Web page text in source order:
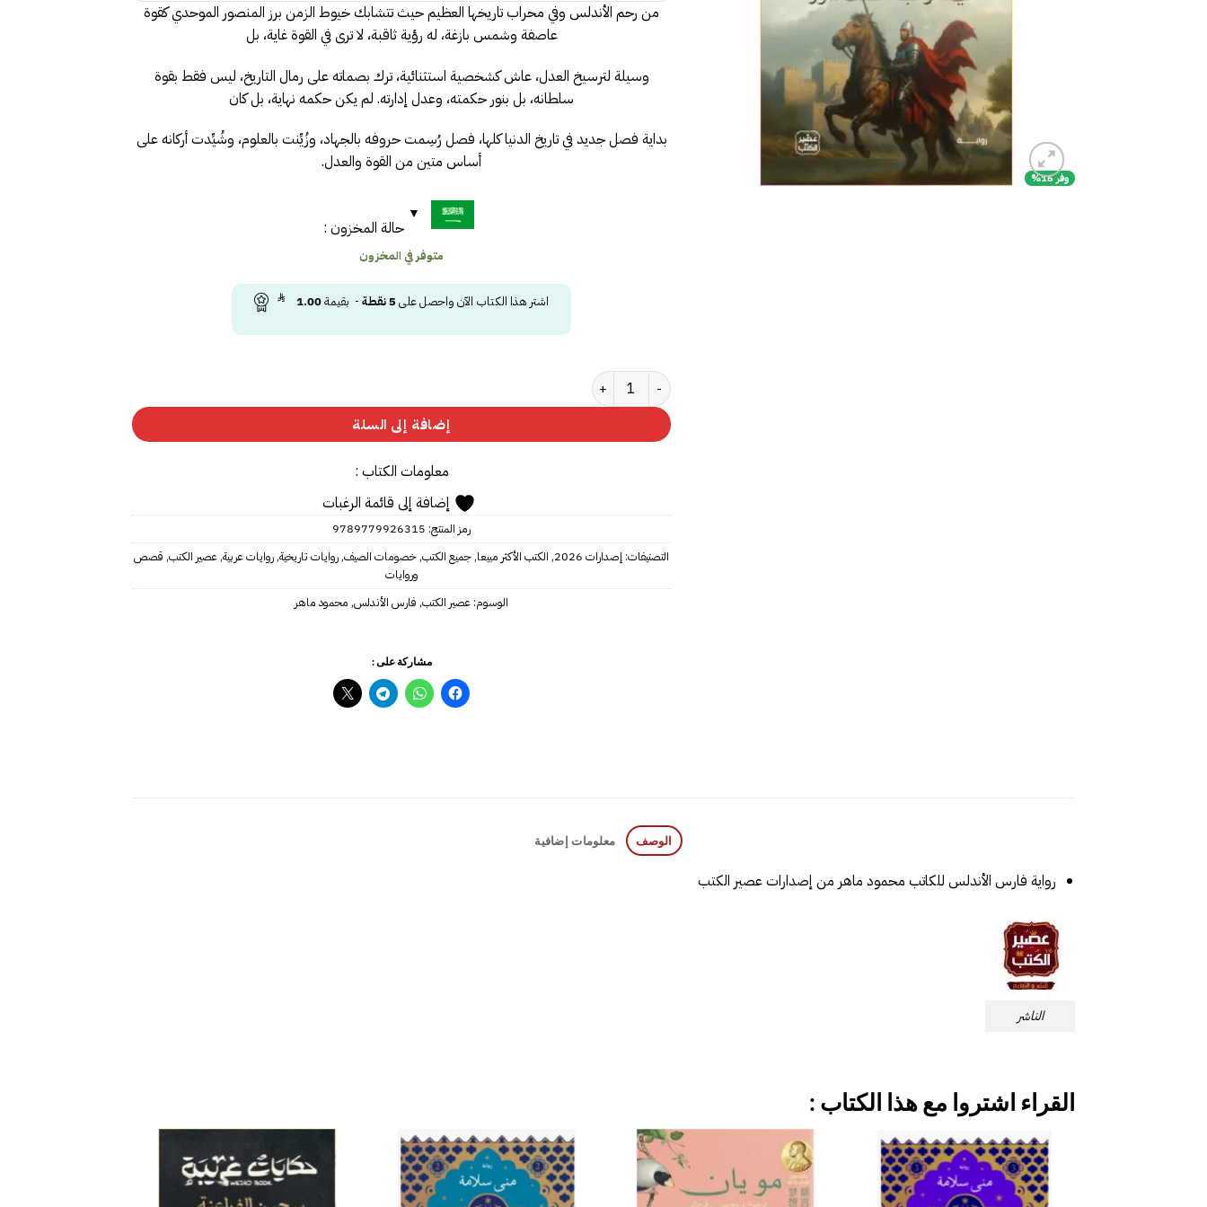
وفر 16%
من رحم الأندلس وفي محراب تاريخها العظيم حيث تتشابك خيوط الزمن برز المنصور الموحدي كقوة
عاصفة وشمس بازغة، له رؤية ثاقبة، لا ترى في القوة غاية، بل
وسيلة لترسيخ العدل، عاش كشخصية استثنائية، ترك بصماته على رمال التاريخ، ليس فقط بقوة
سلطانه، بل بنور حكمته، وعدل إدارته. لم يكن حكمه نهاية، بل كان
بداية فصل جديد في تاريخ الدنيا كلها، فصل رُسِمت حروفه بالجهاد، وزُيِّنت بالعلوم، وشُيِّدت أركانه على
أساس متين من القوة والعدل.
حالة المخزون :
متوفر في المخزون
اشتر هذا الكتاب الآن واحصل على 5نقطة- بقيمة1.00
كمية فارس الأندلس
إضافة إلى السلة
معلومات الكتاب :
إضافة إلى قائمة الرغبات
رمز المنتج: 9789779926315
التصنيفات: إصدارات 2026 , الكتب الأكثر مبيعا,جميع الكتب,خصومات الصيف,روايات تاريخية,روايات عربية,عصير الكتب, قصص
وروايات
الوسوم: عصير الكتب, فارس الأندلس, محمود ماهر
مشاركة على :
الوصف معلومات إضافية
رواية فارس الأندلس للكاتب محمود ماهر من إصدارات عصير الكتب
الناشر
القراء اشتروا مع هذا الكتاب :
إضافة
إلى
قائمة
إضافة
إلى
إضافة
إلى
قائمة
إلى